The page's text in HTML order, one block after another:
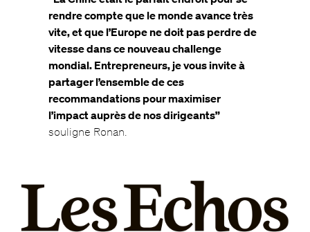
rendre compte que le monde avance très
vite, et que l’Europe ne doit pas perdre de
vitesse dans ce nouveau challenge
mondial. Entrepreneurs, je vous invite à
partager l’ensemble de ces
recommandations pour maximiser
l’impact auprès de nos dirigeants”
souligne Ronan.